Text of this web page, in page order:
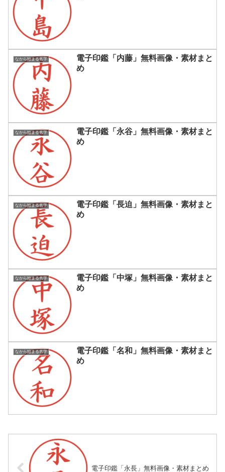
なから始まる名字
電子印鑑「内藤」無料画像・素材まと
め
なから始まる名字
電子印鑑「永谷」無料画像・素材まと
め
なから始まる名字
電子印鑑「長迫」無料画像・素材まと
め
なから始まる名字
電子印鑑「中塚」無料画像・素材まと
め
なから始まる名字
電子印鑑「名和」無料画像・素材まと
め
電子印鑑「永長」無料画像・素材まとめ